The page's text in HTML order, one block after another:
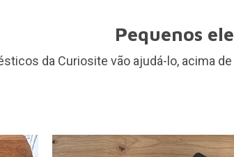
Pequenos
da Curiosite vão ajudá-lo, acima